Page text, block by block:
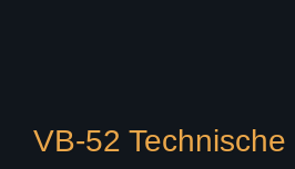
VB-52 Technische